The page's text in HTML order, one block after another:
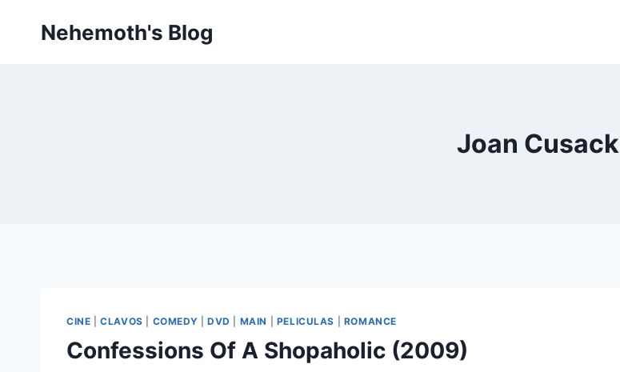
Nehemoth's Blog
Joan Cusack
CINE |CLAVOS COMEDY DVD MAIN PELICULAS ROMANCE
Confessions Of A Shopaholic (2009)